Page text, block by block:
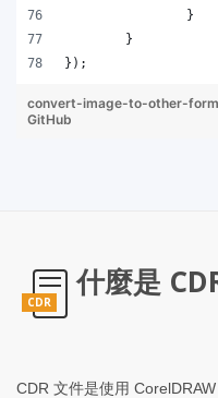
		}
	}
});
convert-image-to-other-
GitHub
CDR
什麼是
CDR 文件是使用